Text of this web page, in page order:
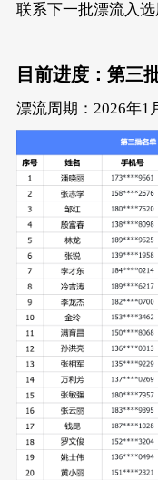
联系下一批漂流入选
目前进度：第三
漂流周期：2026年1